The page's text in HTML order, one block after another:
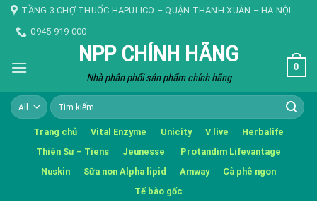
Skip TẦNG 3 CHỢ THUỐC HAPULICO – QUẬN THANH XUÂN – HÀ NỘI
0945 919 000
NPP CHÍNH HÃNG
Nhà phân phối sản phẩm chính hãng
0
Tìm
kiếm:
Trang chủ Vital Enzyme Unicity V live
Herbalife
Thiên Sư – Tiens
Jeunesse
Protandim Lifevantage
Nuskin
Sữa non Alpha lipid Amway
Cà phê ngon
Tế bào gốc